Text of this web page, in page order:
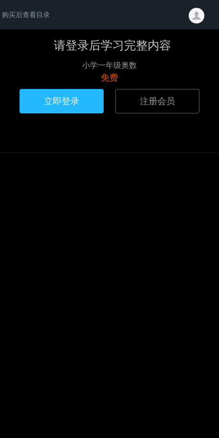
购买后查看目录
请登录后学习完整内容
小学一年级奥数
免费
立即登录 注册会员